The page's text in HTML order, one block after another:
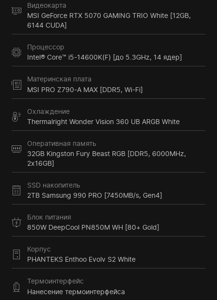
Видеокарта
MSI GeForce RTX 5070 GAMING TRIO White [12GB,
6144 CUDA]
Процессор
Intel® Core™ i5-14600K(F) [до 5.3GHz, 14 ядер]
Материнская плата
MSI PRO Z790-A MAX [DDR5, Wi-Fi]
Охлаждение
Thermalright Wonder Vision 360 UB ARGB White
Оперативная память
32GB Kingston Fury Beast RGB [DDR5, 6000MHz,
2x16GB]
SSD накопитель
2TB Samsung 990 PRO [7450MB/s, Gen4]
Блок питания
850W DeepCool PN850M WH [80+ Gold]
Корпус
PHANTEKS Enthoo Evolv S2 White
Термоинтерфейс
Нанесение термоинтерфейса